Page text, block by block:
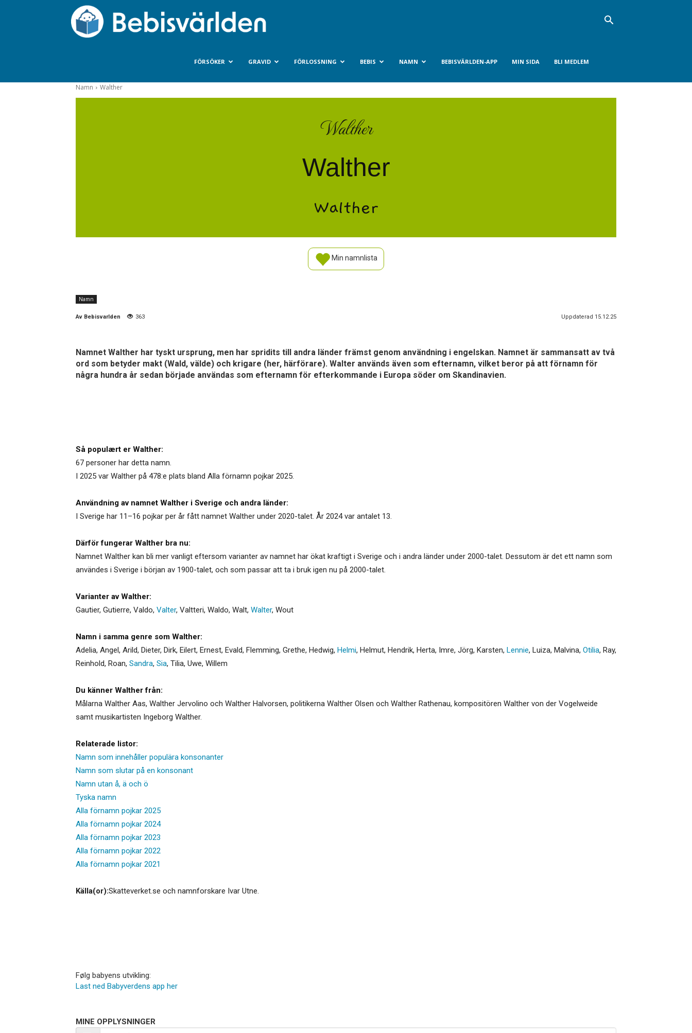
FÖRSÖKER GRAVID FÖRLOSSNING BEBIS NAMN BEBISVÄRLDEN-APP MIN SIDA BLI MEDLEM
Namn Walther
Walther
Walther
Walther
Min namnlista
Namn
Av Bebisvarlden 363 Uppdaterad 15.12.25
Namnet Walther har tyskt ursprung, men har spridits till andra länder främst genom användning i engelskan. Namnet är sammansatt av två
ord som betyder makt (Wald, välde) och krigare (her, härförare). Walter används även som efternamn, vilket beror på att förnamn för
några hundra år sedan började användas som efternamn för efterkommande i Europa söder om Skandinavien.
Så populært er Walther:
67 personer har detta namn.
I 2025 var Walther på 478:e plats bland Alla förnamn pojkar 2025.
Användning av namnet Walther i Sverige och andra länder:
I Sverige har 11–16 pojkar per år fått namnet Walther under 2020-talet. År 2024 var antalet 13.
Därför fungerar Walther bra nu:
Namnet Walther kan bli mer vanligt eftersom varianter av namnet har ökat kraftigt i Sverige och i andra länder under 2000-talet. Dessutom är det ett namn som
användes i Sverige i början av 1900-talet, och som passar att ta i bruk igen nu på 2000-talet.
Varianter av Walther:
Gautier, Gutierre, Valdo, Valter, Valtteri, Waldo, Walt, Walter, Wout
Namn i samma genre som Walther:
Adelia, Angel, Arild, Dieter, Dirk, Eilert, Ernest, Evald, Flemming, Grethe, Hedwig, Helmi, Helmut, Hendrik, Herta, Imre, Jörg, Karsten, Lennie, Luiza, Malvina, Otilia, Ray,
Reinhold, Roan, Sandra, Sia, Tilia, Uwe, Willem
Du känner Walther från:
Målarna Walther Aas, Walther Jervolino och Walther Halvorsen, politikerna Walther Olsen och Walther Rathenau, kompositören Walther von der Vogelweide
samt musikartisten Ingeborg Walther.
Relaterade listor:
Namn som innehåller populära konsonanter
Namn som slutar på en konsonant
Namn utan å, ä och ö
Tyska namn
Alla förnamn pojkar 2025
Alla förnamn pojkar 2024
Alla förnamn pojkar 2023
Alla förnamn pojkar 2022
Alla förnamn pojkar 2021
Källa(or):Skatteverket.se och namnforskare Ivar Utne.
Følg babyens utvikling:
Last ned Babyverdens app her
MINE OPPLYSNINGER